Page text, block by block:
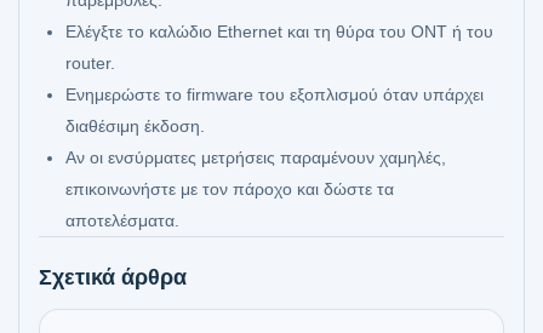
Ελέγξτε το καλώδιο Ethernet και τη θύρα του ONT ή του
router.
Ενημερώστε το firmware του εξοπλισμού όταν υπάρχει
διαθέσιμη έκδοση.
Αν οι ενσύρματες μετρήσεις παραμένουν χαμηλές,
επικοινωνήστε με τον πάροχο και δώστε τα
αποτελέσματα.
Σχετικά άρθρα